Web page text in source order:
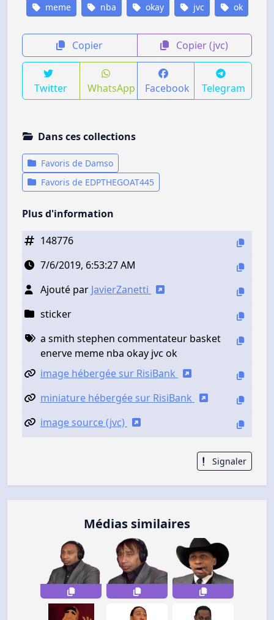
meme nba okay jvc ok
Copier Copier (jvc)
Twitter WhatsApp Facebook Telegram
Dans ces collections
Favoris de Damso
Favoris de EDPTHEGOAT445
Plus d'information
148776
7/6/2019, 6:53:27 AM
Ajouté par JavierZanetti
sticker
a smith stephen commentateur basket
enerve meme nba okay jvc ok
image hébergée sur RisiBank
miniature hébergée sur RisiBank
image source (jvc)
Signaler
Médias similaires